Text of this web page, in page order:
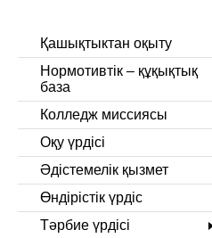
Қашықтыктан оқыту
Нормотивтік – құқықтық
база
Колледж миссиясы
Оқу үрдісі
Әдістемелік қызмет
Өндірістік үрдіс
Тәрбие үрдісі